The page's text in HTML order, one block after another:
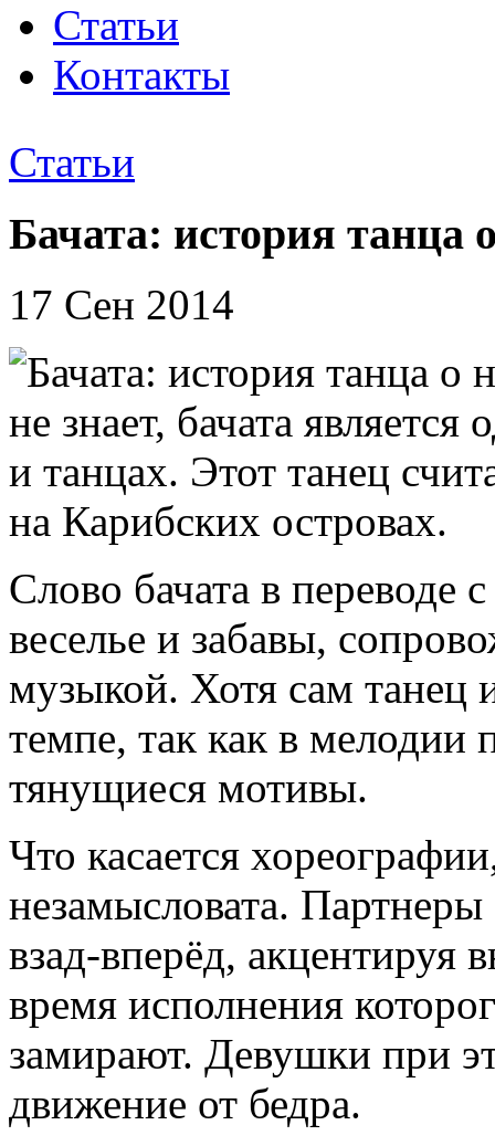
Статьи
Контакты
Статьи
Бачата: история танца
17 Сен 2014
не знает, бачата
и танцах. Этот танец
на Карибских островах.
Слово бачата в переводе
веселье и забавы,
музыкой. Хотя сам танец
темпе, так как в мелодии
тянущиеся мотивы.
Что касается
незамысловата.
взад-вперёд, акцентируя
время исполнения
замирают. Девушки при
движение от бедра.